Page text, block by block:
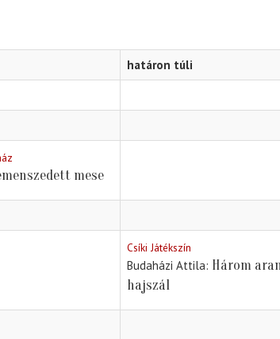
határon túli
mese
Csíki Játékszín
Budaházi Attila Három
hajszál